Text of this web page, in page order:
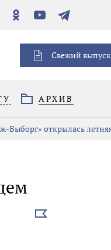
Одноклассники
YouTubeТелеграм
Свежий выпуск
АРХИВ
Выборг» открылась
Выбрать